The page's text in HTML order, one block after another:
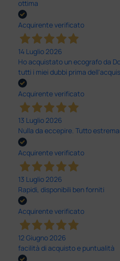
ottima
Acquirente verificato
14 Luglio 2026
Ho acquistato un ecografo da
tutti i miei dubbi prima
Acquirente verificato
13 Luglio 2026
Nulla da eccepire. Tutto
Acquirente verificato
13 Luglio 2026
Rapidi, disponibili ben forniti
Acquirente verificato
12 Giugno 2026
facilità di acquisto e puntualità